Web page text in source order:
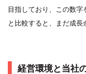
目指しており、この数
と比較すると、まだ成長
経営環境と当社